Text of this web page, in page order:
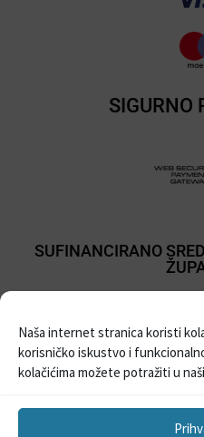
Naša internet stranica koristi
korisničko iskustvo i
kolačićima možete potražiti u
SIGURNO
SUFINANCIRANO